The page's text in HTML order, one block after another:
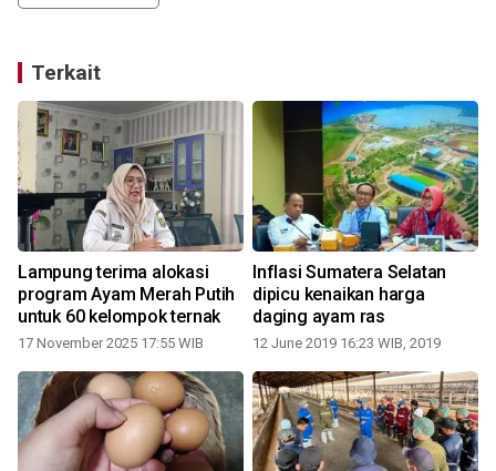
Terkait
Lampung terima alokasi
program Ayam Merah Putih
untuk 60 kelompok ternak
17 November 2025 17:55 WIB
Inflasi Sumatera Selatan
dipicu kenaikan harga
daging ayam ras
12 June 2019 16:23 WIB, 2019